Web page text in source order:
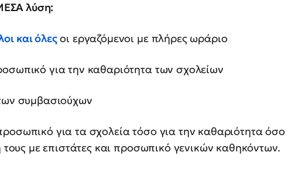
λύση:
και όλεςοι εργαζόμενοι με πλήρες ωράριο
για την καθαριότητα των σχολείων
συμβασιούχων
για τα σχολεία τόσο για την καθαριότητα όσο
τους με επιστάτες και προσωπικό γενικών καθηκόντων.